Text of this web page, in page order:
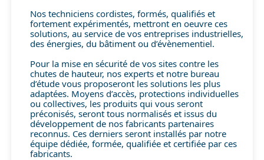
Nos techniciens cordistes, formés, qualifiés et
fortement expérimentés, mettront en oeuvre ces
solutions, au service de vos entreprises industrielles,
des énergies, du bâtiment ou d’évènementiel.
Pour la mise en sécurité de vos sites contre les
chutes de hauteur, nos experts et notre bureau
d’étude vous proposeront les solutions les plus
adaptées. Moyens d’accès, protections individuelles
ou collectives, les produits qui vous seront
préconisés, seront tous normalisés et issus du
développement de nos fabricants partenaires
reconnus. Ces derniers seront installés par notre
équipe dédiée, formée, qualifiée et certifiée par ces
fabricants.